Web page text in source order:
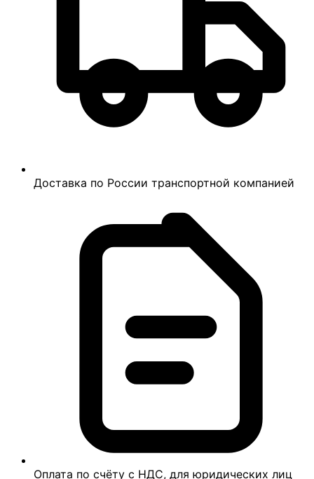
Доставка по России транспортной компанией
Оплата по счёту с НДС, для юридических лиц